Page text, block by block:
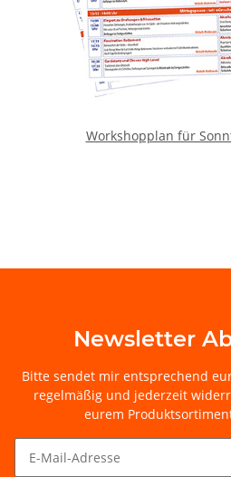
Workshopplan für
Newsletter
Bitte sendet mir entsprechend
regelmäßig und jederzeit
eurem